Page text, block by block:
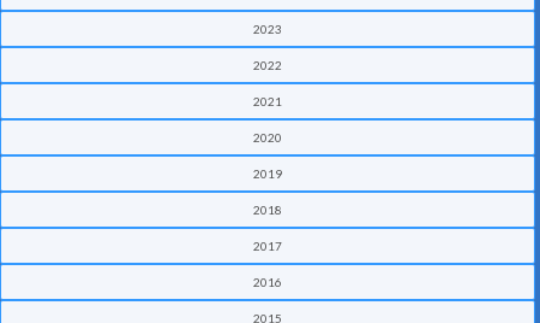
2023
2022
2021
2020
2019
2018
2017
2016
2015